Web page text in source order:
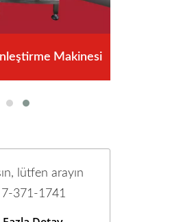
Makinesi
lütfen arayın
371-1741